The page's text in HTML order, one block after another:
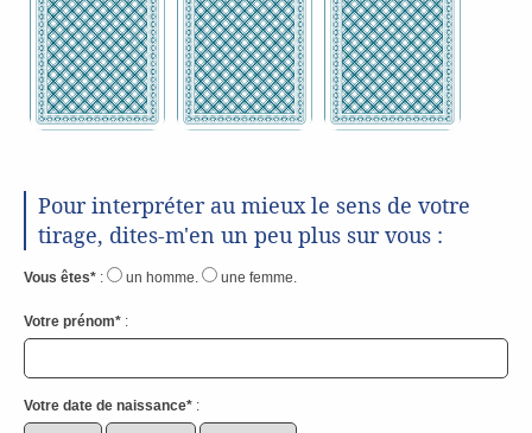
Pour interpréter au mieux le sens de votre
tirage, dites-m'en un peu plus sur vous :
Vous êtes* : un homme. une femme.
Votre prénom* :
Votre date de naissance* :